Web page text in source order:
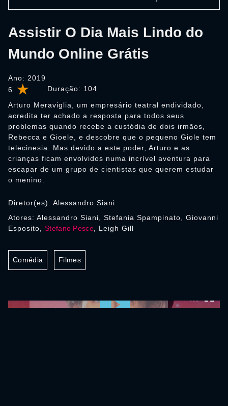
6 Duração: 104
Assistir O Dia Mais Lindo do
Mundo Online Grátis
Ano: 2019
Arturo Meraviglia, um empresário teatral endividado,
acredita ter achado a resposta para todos seus
problemas quando recebe a custódia de dois irmãos,
Rebecca e Gioele, e descobre que o pequeno Giole tem
telecinesia. Mas devido a este poder, Arturo e as
crianças ficam envolvidos numa incrível aventura para
escapar de um grupo de cientistas que querem estudar
o menino.
Diretor(es): Alessandro Siani
Atores: Alessandro Siani, Stefania Spampinato, Giovanni
Esposito, Stefano Pesce, Leigh Gill
Comédia Filmes